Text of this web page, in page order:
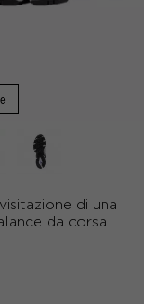
di una
da corsa